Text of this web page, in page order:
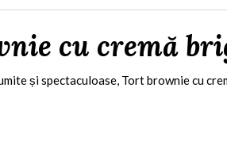
cu cremă
și spectaculoase, Tort brownie cu